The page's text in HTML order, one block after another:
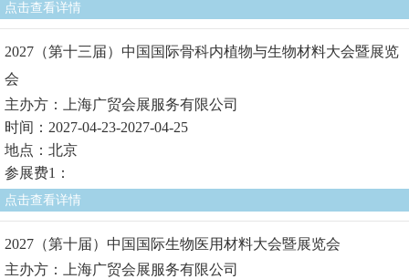
点击查看详情
2027（第十三届）中国国际骨科内植物与生物材料大会暨展览
会
主办方：上海广贸会展服务有限公司
时间：2027-04-23-2027-04-25
地点：北京
参展费1：
点击查看详情
2027（第十届）中国国际生物医用材料大会暨展览会
主办方：上海广贸会展服务有限公司